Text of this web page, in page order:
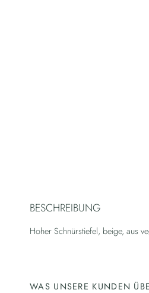
BESCHREIBUNG
Hoher Schnürstiefel, beige, aus
WAS UNSERE KUNDEN